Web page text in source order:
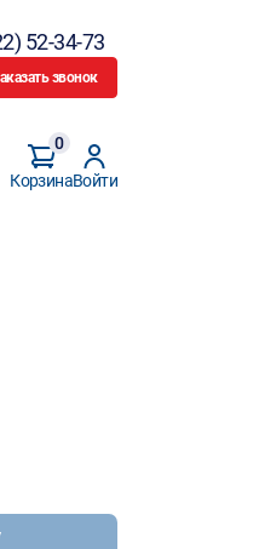
52-34-73
звонок
Корзина
0
Войти